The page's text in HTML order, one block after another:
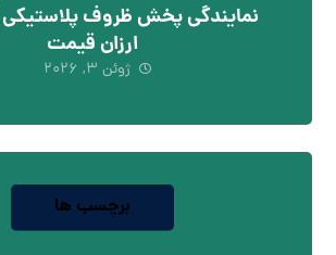
نمایندگی پخش ظروف پلاستیکی
ارزان قیمت
ژوئن ۳, ۲۰۲۶
برچسب ها